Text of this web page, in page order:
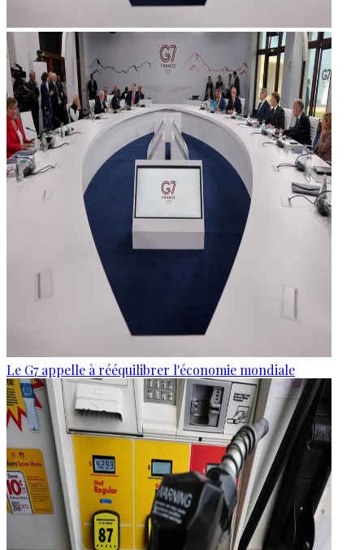
Le G7 appelle à rééquilibrer l'économie mondiale